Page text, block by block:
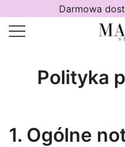
do
treści
Darmowa
Polityka
1. Ogólne